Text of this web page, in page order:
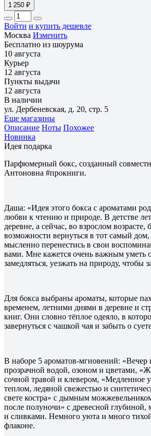
1 250 ₽
Войти и купить дешевле
Москва Изменить
Бесплатно из шоурума
10 августа
Курьер
12 августа
Пункты выдачи
12 августа
В наличии
ул. Дербеневская, д. 20, стр. 5
Еще магазины
Описание Ноты Похожее
Новинка
Идея подарка
Парфюмерный бокс, созданный
Антоновна #прокниги.
Даша: «Идея этого бокса с ароматами
любви к чтению и природе. В детстве
деревне, а сейчас, во взрослом
возможности вернуться в тот самый дом,
мысленно перенестись в свои
вами. Мне кажется очень важным уметь
замедляться, уезжать на природу, чтобы
Для бокса выбраны ароматы, которые
временем, летними днями в деревне и
книг. Они словно тёплое одеяло, в
завернуться с чашкой чая и забыть о
В наборе 5 ароматов-мгновений: «Вечер
прозрачной водой, озоном и цветами,
сочной травой и клевером, «Медленное
теплом, ледяной свежестью и
свете костра» с дымным
после полуночи» с древесной глубиной,
и сливками. Немного уюта и много
флаконе.